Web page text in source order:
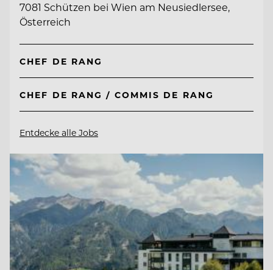
7081 Schützen bei Wien am Neusiedlersee,
Österreich
CHEF DE RANG
CHEF DE RANG / COMMIS DE RANG
Entdecke alle Jobs